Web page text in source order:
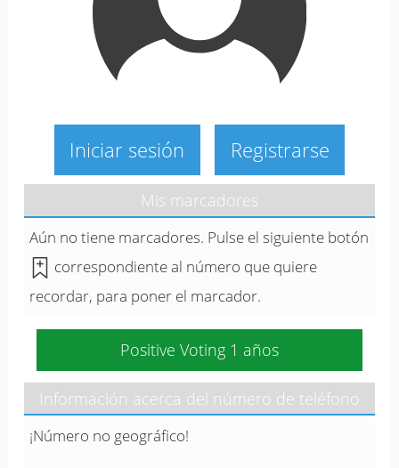
Iniciar sesión Registrarse
Mis marcadores
Aún no tiene marcadores. Pulse el siguiente botón
correspondiente al número que quiere
recordar, para poner el marcador.
Positive Voting 1 años
Información acerca del número de teléfono
¡Número no geográfico!